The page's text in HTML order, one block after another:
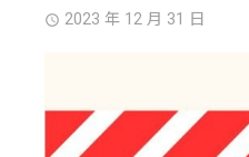
access_time 2023 年 12 月 31 日